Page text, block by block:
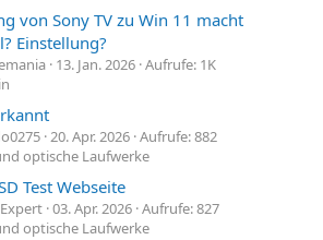
von Sony TV zu Win 11 macht
Einstellung?
13. Jan. 2026 Aufrufe: 1K
20. Apr. 2026 Aufrufe: 882
optische Laufwerke
Test Webseite
03. Apr. 2026 Aufrufe: 827
optische Laufwerke